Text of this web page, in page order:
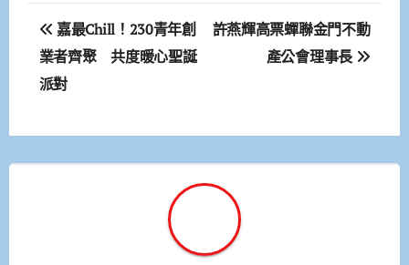
文
章
導
覽
嘉最Chill！230青年創
業者齊聚 共度暖心聖誕
派對
許燕輝高票蟬聯金門不動
產公會理事長